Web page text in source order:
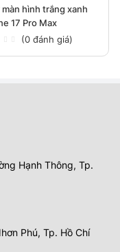
màn hình trắng xanh
17 Pro Max
(0 đánh giá)
Hạnh Thông, Tp.
Phú, Tp. Hồ Chí